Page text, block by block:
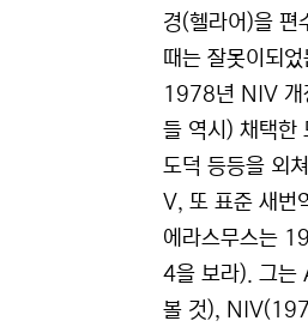
경(헬라어)을
때는 잘못이되
1978년 NIV 개
들 역시) 채택한
도덕 등등을 외
V, 또 표준 새번
에라스무스는
4을 보라). 그는
볼 것),